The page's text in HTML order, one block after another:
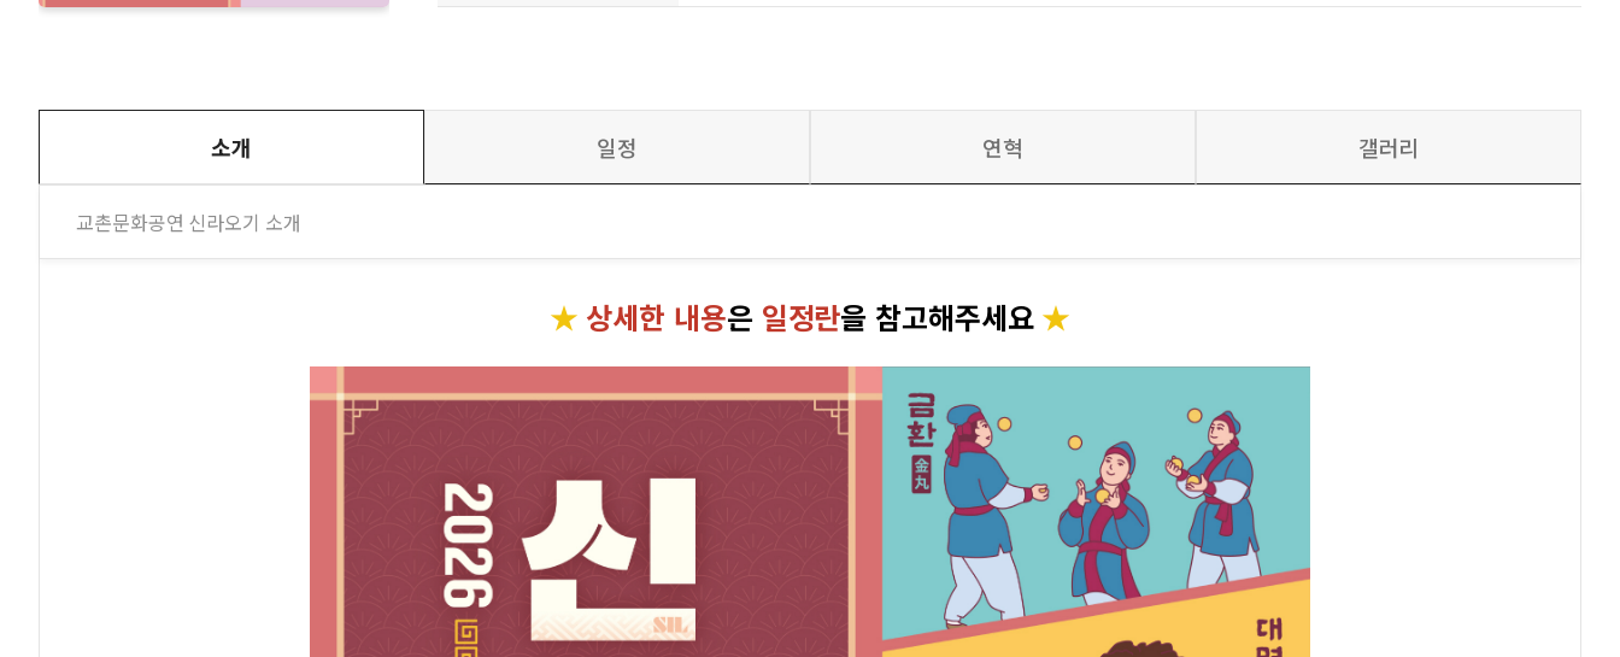
소개 일정 연혁 갤러리
교촌문화공연 신라오기 소개
★ 상세한 내용은 일정란을 참고해주세요 ★